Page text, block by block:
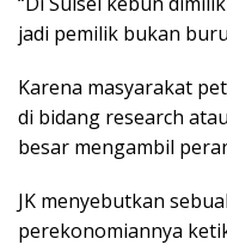
jadi pemilik bukan
Karena masyarakat
di bidang research
besar mengambil
JK menyebutkan
perekonomiannya